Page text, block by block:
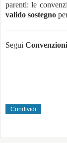
parenti: le
valido sostegno
Segui
Condividi